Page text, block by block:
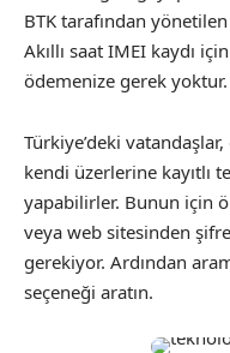
BTK tarafından
Akıllı saat IMEI kaydı
ödemenize gerek yoktur.
Türkiye’deki
kendi üzerlerine kayıtlı
yapabilirler. Bunun için
veya web sitesinden
gerekiyor. Ardından
seçeneği aratın.